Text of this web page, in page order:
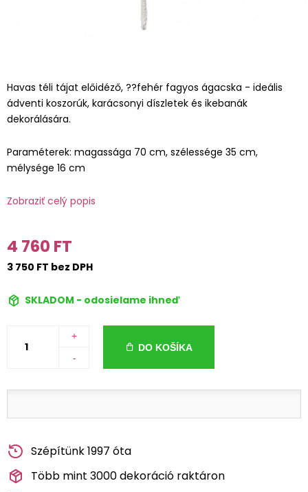
Havas téli tájat előidéző, ??fehér fagyos ágacska - ideális
ádventi koszorúk, karácsonyi díszletek és ikebanák
dekorálására.
Paraméterek: magassága 70 cm, szélessége 35 cm,
mélysége 16 cm
Zobraziť celý popis
4 760 FT
3 750 FT bez DPH
SKLADOM - odosielame ihneď
+
-
DO KOŠÍKA
Szépítünk 1997 óta
Több mint 3000 dekoráció raktáron